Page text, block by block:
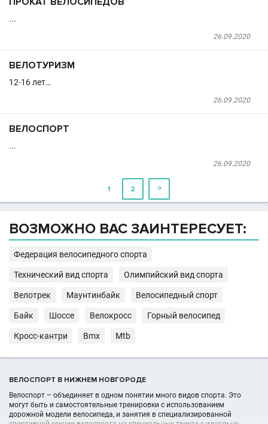
...
26.09.2020
ВЕЛОТУРИЗМ
12-16 лет…
26.09.2020
ВЕЛОСПОРТ
...
26.09.2020
1 2 
ВОЗМОЖНО ВАС ЗАИНТЕРЕСУЕТ:
Федерация велосипедного спорта
Технический вид спорта Олимпийский вид спорта
Велотрек Маунтинбайк Велосипедный спорт
Байк Шоссе Велокросс Горный велосипед
Кросс-кантри Bmx Mtb
ВЕЛОСПОРТ В НИЖНЕМ НОВГОРОДЕ
Велоспорт – объединяет в одном понятии много видов спорта. Это
могут быть и самостоятельные тренировки с использованием
дорожной модели велосипеда, и занятия в специализированной